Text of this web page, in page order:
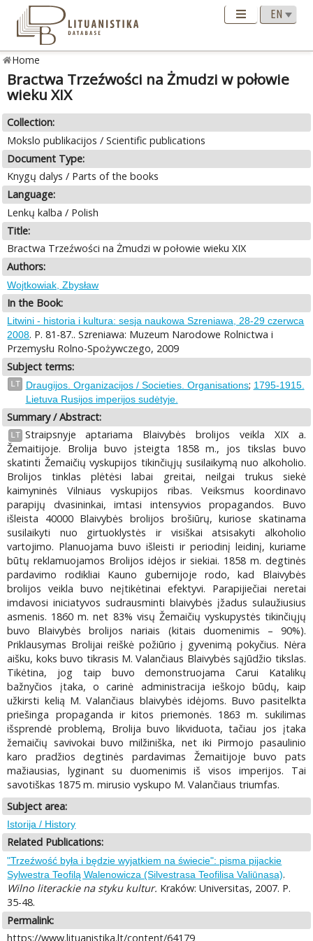
Home
Bractwa Trzeźwości na Żmudzi w połowie
wieku XIX
Collection:
Mokslo publikacijos / Scientific publications
Document Type:
Knygų dalys / Parts of the books
Language:
Lenkų kalba / Polish
Title:
Bractwa Trzeźwości na Żmudzi w połowie wieku XIX
Authors:
Wojtkowiak, Zbysław
In the Book:
Litwini - historia i kultura: sesja naukowa Szreniawa, 28-29 czerwca
2008. P. 81-87.. Szreniawa: Muzeum Narodowe Rolnictwa i
Przemysłu Rolno-Spożywczego, 2009
Subject terms:
LT Draugijos. Organizacijos / Societies. Organisations; 1795-1915.
Lietuva Rusijos imperijos sudėtyje.
Summary / Abstract:
LT Straipsnyje aptariama Blaivybės brolijos veikla XIX a.
Žemaitijoje. Brolija buvo įsteigta 1858 m., jos tikslas buvo
skatinti Žemaičių vyskupijos tikinčiųjų susilaikymą nuo alkoholio.
Brolijos tinklas plėtėsi labai greitai, neilgai trukus siekė
kaimyninės Vilniaus vyskupijos ribas. Veiksmus koordinavo
parapijų dvasininkai, imtasi intensyvios propagandos. Buvo
išleista 40000 Blaivybės brolijos brošiūrų, kuriose skatinama
susilaikyti nuo girtuoklystės ir visiškai atsisakyti alkoholio
vartojimo. Planuojama buvo išleisti ir periodinį leidinį, kuriame
būtų reklamuojamos Brolijos idėjos ir siekiai. 1858 m. degtinės
pardavimo rodikliai Kauno gubernijoje rodo, kad Blaivybės
brolijos veikla buvo neįtikėtinai efektyvi. Parapijiečiai neretai
imdavosi iniciatyvos sudrausminti blaivybės įžadus sulaužiusius
asmenis. 1860 m. net 83% visų Žemaičių vyskupystės tikinčiųjų
buvo Blaivybės brolijos nariais (kitais duomenimis – 90%).
Priklausymas Brolijai reiškė požiūrio į gyvenimą pokyčius. Nėra
aišku, koks buvo tikrasis M. Valančiaus Blaivybės sąjūdžio tikslas.
Tikėtina, jog taip buvo demonstruojama Carui Katalikų
bažnyčios įtaka, o carinė administracija ieškojo būdų, kaip
užkirsti kelią M. Valančiaus blaivybės idėjoms. Buvo pasitelkta
priešinga propaganda ir kitos priemonės. 1863 m. sukilimas
išsprendė problemą, Brolija buvo likviduota, tačiau jos įtaka
žemaičių savivokai buvo milžiniška, net iki Pirmojo pasaulinio
karo pradžios degtinės pardavimas Žemaitijoje buvo pats
mažiausias, lyginant su duomenimis iš visos imperijos. Tai
savotiškas 1875 m. mirusio vyskupo M. Valančiaus triumfas.
Subject area:
Istorija / History
Related Publications:
"Trzeźwość była i będzie wyjatkiem na świecie": pisma pijackie
Sylwestra Teofilą Walenowicza (Silvestrasa Teofilisa Valiūnasa).
Wilno literackie na styku kultur. Kraków: Universitas, 2007. P.
35-48.
Permalink:
https://www.lituanistika.lt/content/64179